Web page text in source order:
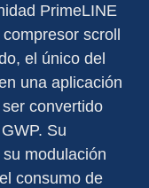
PrimeLINE
scroll
el único del
una aplicación
convertido
Su
modulación
consumo de